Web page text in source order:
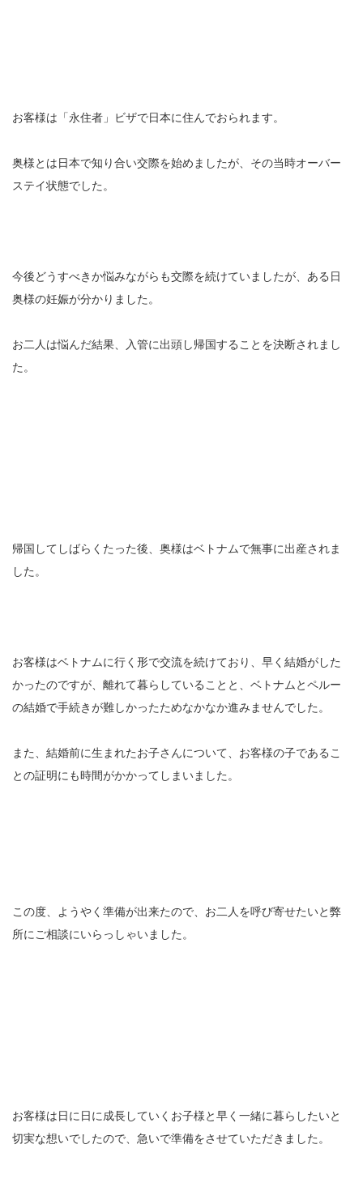
お客様は「永住者」ビザで日本に住んでおられます。
奥様とは日本で知り合い交際を始めましたが、その当時オーバー
ステイ状態でした。
今後どうすべきか悩みながらも交際を続けていましたが、ある日
奥様の妊娠が分かりました。
お二人は悩んだ結果、入管に出頭し帰国することを決断されまし
た。
帰国してしばらくたった後、奥様はベトナムで無事に出産されま
した。
お客様はベトナムに行く形で交流を続けており、早く結婚がした
かったのですが、離れて暮らしていることと、ベトナムとペルー
の結婚で手続きが難しかったためなかなか進みませんでした。
また、結婚前に生まれたお子さんについて、お客様の子であるこ
との証明にも時間がかかってしまいました。
この度、ようやく準備が出来たので、お二人を呼び寄せたいと弊
所にご相談にいらっしゃいました。
お客様は日に日に成長していくお子様と早く一緒に暮らしたいと
切実な想いでしたので、急いで準備をさせていただきました。